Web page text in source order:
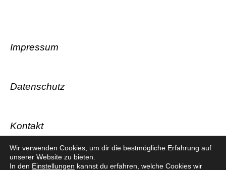
Impressum
Datenschutz
Kontakt
Wir verwenden Cookies, um dir die bestmögliche Erfahrung auf
unserer Website zu bieten.
In den Einstellungen kannst du erfahren, welche Cookies wir